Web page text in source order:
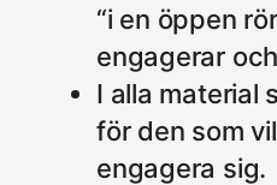
“i en öppen
engagerar
I alla material
för den som
engagera sig.